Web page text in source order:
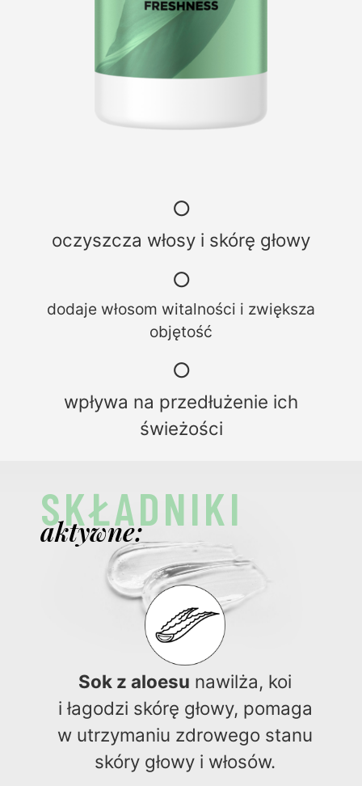
oczyszcza włosy i skórę głowy
○
dodaje włosom witalności i zwiększa
objętość
○
wpływa na przedłużenie ich
świeżości
○
SKŁADNIKI
aktywne:
Sok z aloesu nawilża, koi
i łagodzi skórę głowy, pomaga
w utrzymaniu zdrowego stanu
skóry głowy i włosów.